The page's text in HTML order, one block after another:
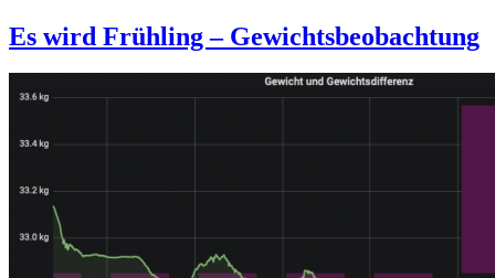
Es wird Frühling – Gewichtsbeobachtung